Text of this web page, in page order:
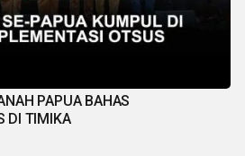
PAPUA BAHAS
DI TIMIKA